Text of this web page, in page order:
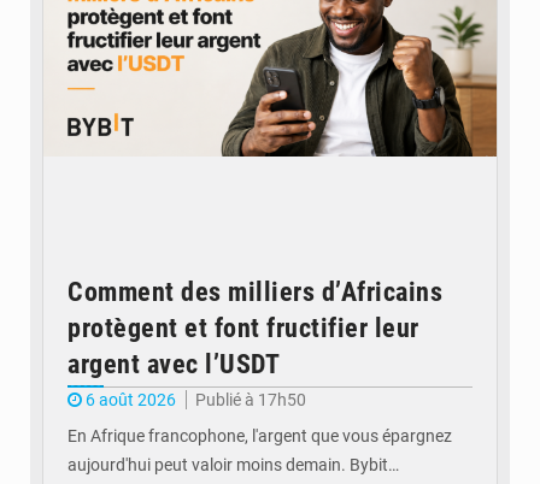
Comment des milliers d’Africains
protègent et font fructifier leur
argent avec l’USDT
6 août 2026
Publié à 17h50
En Afrique francophone, l'argent que vous épargnez
aujourd'hui peut valoir moins demain. Bybit…